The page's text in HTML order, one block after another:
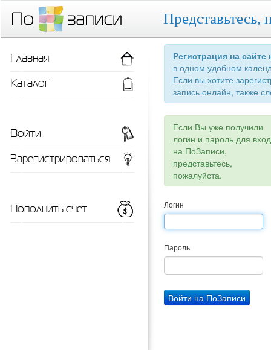
Представьтесь,
Регистрация на
в одном удобном
Если вы хотите
запись онлайн, также
Если Вы уже получили
логин и пароль для
на ПоЗаписи,
представьтесь,
пожалуйста.
Логин
Пароль
Главная
Каталог
Войти
Зарегистрироваться
Пополнить счет